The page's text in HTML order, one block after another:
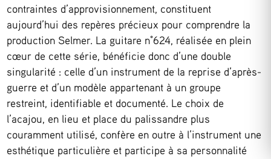
contraintes d’approvisionnement, constituent
aujourd’hui des repères précieux pour comprendre la
production Selmer. La guitare n°624, réalisée en plein
cœur de cette série, bénéficie donc d’une double
singularité : celle d’un instrument de la reprise d’après-
guerre et d’un modèle appartenant à un groupe
restreint, identifiable et documenté. Le choix de
l’acajou, en lieu et place du palissandre plus
couramment utilisé, confère en outre à l’instrument une
esthétique particulière et participe à sa personnalité